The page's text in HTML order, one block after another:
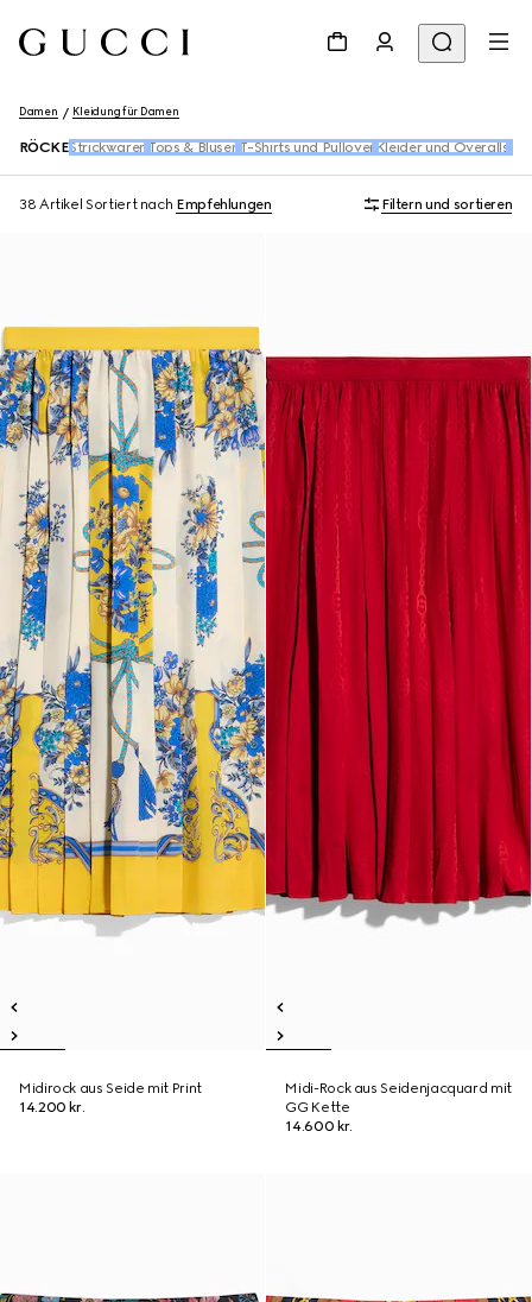
Damen Kleidung für Damen
RÖCKE Strickwaren Tops & Blusen​ T-Shirts und Pullover Kleider und Overalls
38 Artikel Sortiert nach Empfehlungen Filtern und sortieren
Midirock aus Seide mit Print
14.200 kr.
Midi-Rock aus Seidenjacquard mit
GG Kette
14.600 kr.